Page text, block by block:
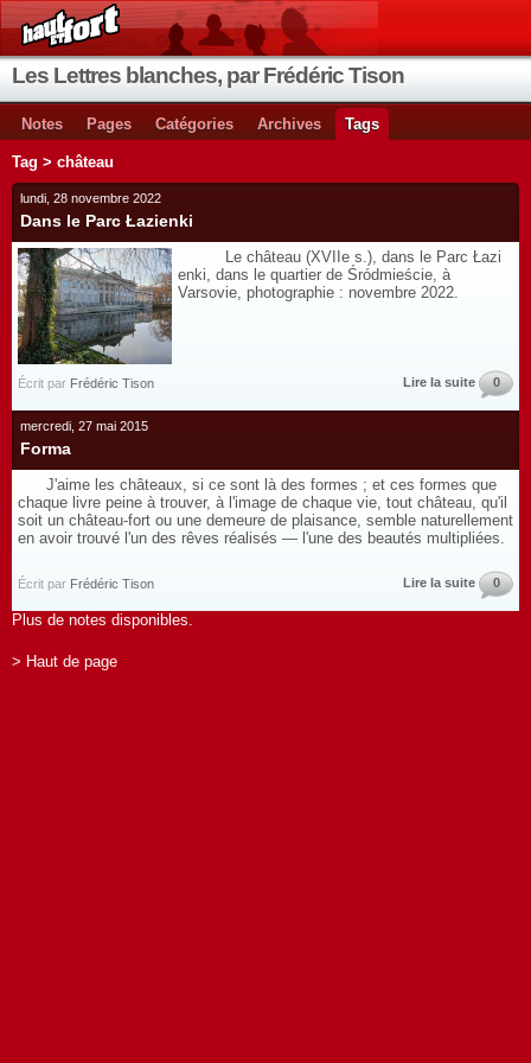
Les Lettres blanches, par Frédéric Tison
Notes Pages Catégories Archives Tags
Tag > château
lundi, 28 novembre 2022
Dans le Parc Łazienki
Le château (XVIIe s.), dans le Parc Łazi
enki, dans le quartier de Śródmieście, à
Varsovie, photographie : novembre 2022.
Écrit par Frédéric Tison Lire la suite 0
mercredi, 27 mai 2015
Forma
J'aime les châteaux, si ce sont là des formes ; et ces formes que
chaque livre peine à trouver, à l'image de chaque vie, tout château, qu'il
soit un château-fort ou une demeure de plaisance, semble naturellement
en avoir trouvé l'un des rêves réalisés — l'une des beautés multipliées.
Écrit par Frédéric Tison Lire la suite 0
Plus de notes disponibles.
> Haut de page